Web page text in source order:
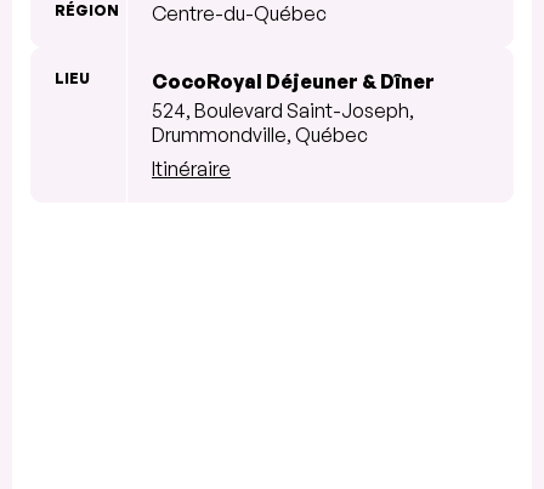
RÉGION Centre-du-Québec
LIEU
CocoRoyal Déjeuner & Dîner
524, Boulevard Saint-Joseph,
Drummondville, Québec
Itinéraire